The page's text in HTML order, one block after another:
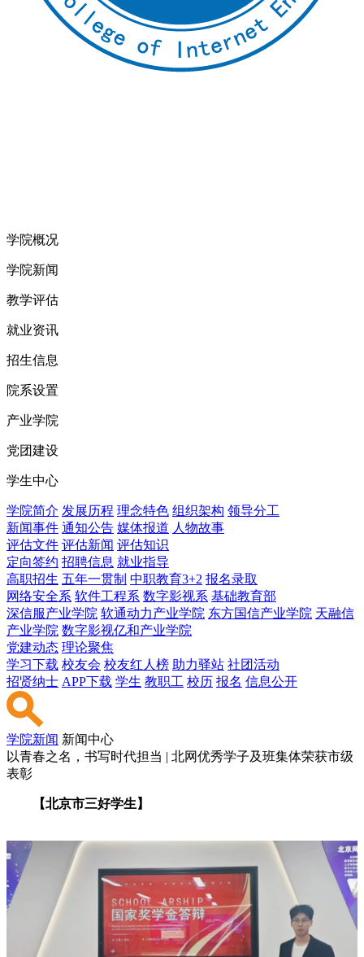
学院概况
学院新闻
教学评估
就业资讯
招生信息
院系设置
产业学院
党团建设
学生中心
学院简介 发展历程 理念特色 组织架构 领导分工
新闻事件 通知公告 媒体报道 人物故事
评估文件 评估新闻 评估知识
定向签约 招聘信息 就业指导
高职招生 五年一贯制 中职教育3+2 报名录取
网络安全系 软件工程系 数字影视系 基础教育部
深信服产业学院 软通动力产业学院 东方国信产业学院 天融信
产业学院 数字影视亿和产业学院
党建动态 理论聚焦
学习下载 校友会 校友红人榜 助力驿站 社团活动
招贤纳士 APP下载 学生 教职工 校历 报名 信息公开
学院新闻 新闻中心
以青春之名，书写时代担当 | 北网优秀学子及班集体荣获市级
表彰
【北京市三好学生】